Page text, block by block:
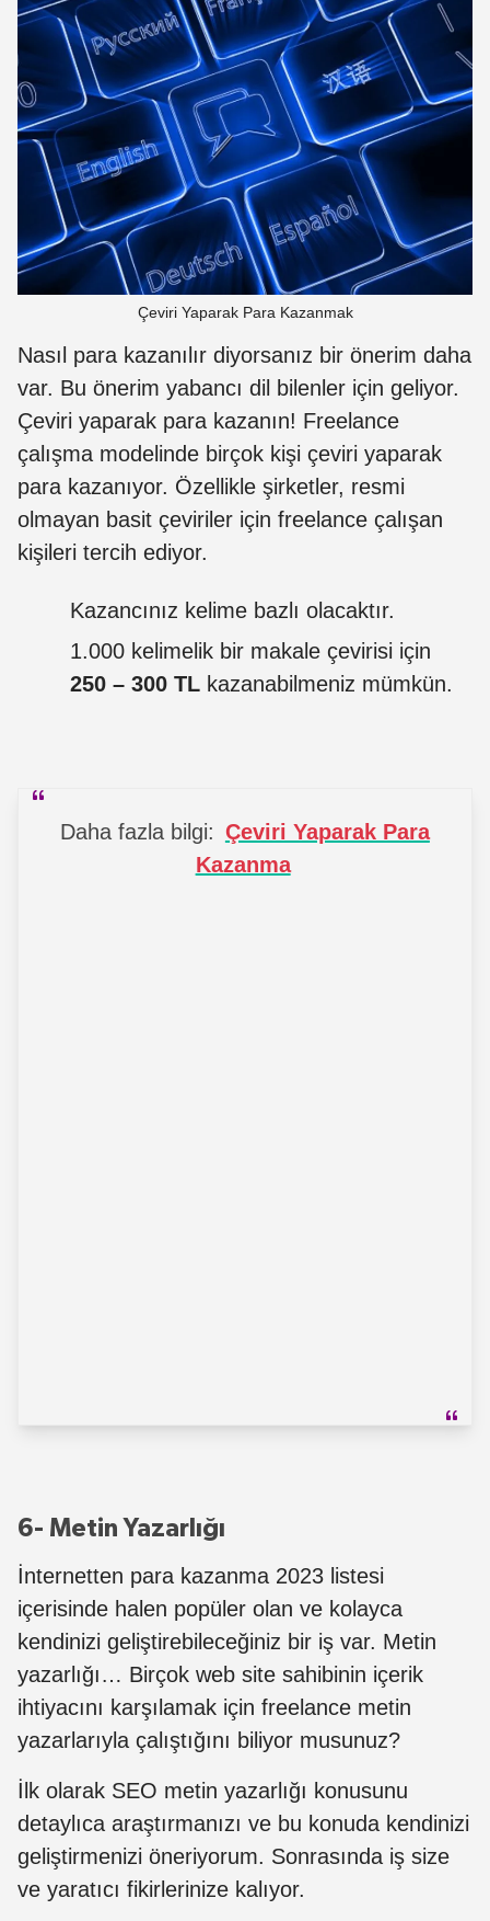
Çeviri Yaparak Para Kazanmak
Nasıl para kazanılır diyorsanız bir önerim daha
var. Bu önerim yabancı dil bilenler için geliyor.
Çeviri yaparak para kazanın! Freelance
çalışma modelinde birçok kişi çeviri yaparak
para kazanıyor. Özellikle şirketler, resmi
olmayan basit çeviriler için freelance çalışan
kişileri tercih ediyor.
Kazancınız kelime bazlı olacaktır.
1.000 kelimelik bir makale çevirisi için
250 – 300 TL kazanabilmeniz mümkün.
Daha fazla bilgi: Çeviri Yaparak Para
Kazanma
6- Metin Yazarlığı
İnternetten para kazanma 2023 listesi
içerisinde halen popüler olan ve kolayca
kendinizi geliştirebileceğiniz bir iş var. Metin
yazarlığı… Birçok web site sahibinin içerik
ihtiyacını karşılamak için freelance metin
yazarlarıyla çalıştığını biliyor musunuz?
İlk olarak SEO metin yazarlığı konusunu
detaylıca araştırmanızı ve bu konuda kendinizi
geliştirmenizi öneriyorum. Sonrasında iş size
ve yaratıcı fikirlerinize kalıyor.